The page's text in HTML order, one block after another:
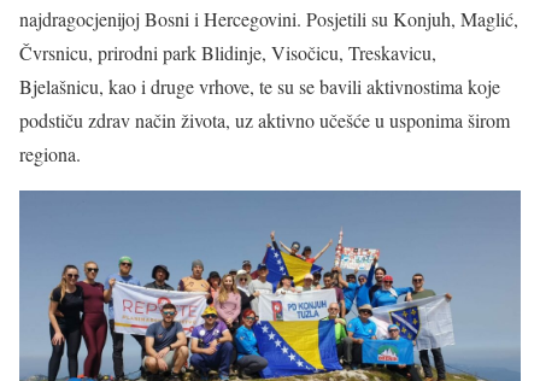
najdragocjenijoj Bosni i Hercegovini. Posjetili su Konjuh, Maglić,
Čvrsnicu, prirodni park Blidinje, Visočicu, Treskavicu,
Bjelašnicu, kao i druge vrhove, te su se bavili aktivnostima koje
podstiču zdrav način života, uz aktivno učešće u usponima širom
regiona.